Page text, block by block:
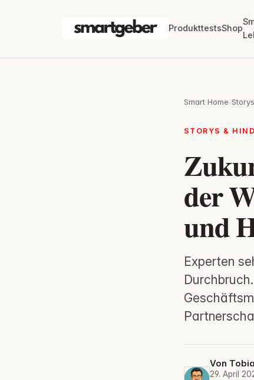
ProdukttestsShop
Smart Home›
STORYS &
der
und
Experten
Von
29. April